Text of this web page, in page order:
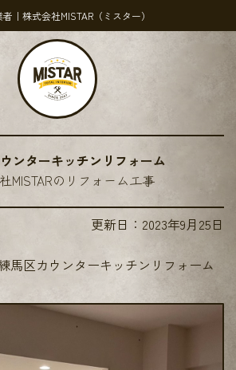
｜株式会社MISTAR（ミスター）
ンターキッチンリフォーム
MISTARのリフォーム工事
更新日： 2023年9月25日
馬区カウンターキッチンリフォーム